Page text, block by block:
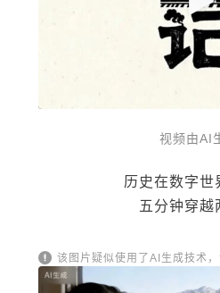
视频由AI
历史在数字世
五分钟穿越
该图片疑似使用了AI生成技术，